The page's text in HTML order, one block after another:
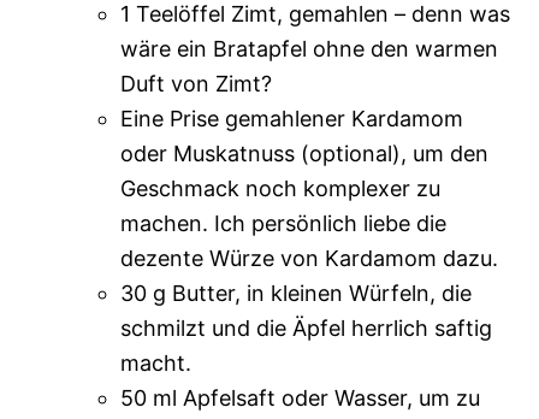
1 Teelöffel Zimt, gemahlen – denn was
wäre ein Bratapfel ohne den warmen
Duft von Zimt?
Eine Prise gemahlener Kardamom
oder Muskatnuss (optional), um den
Geschmack noch komplexer zu
machen. Ich persönlich liebe die
dezente Würze von Kardamom dazu.
30 g Butter, in kleinen Würfeln, die
schmilzt und die Äpfel herrlich saftig
macht.
50 ml Apfelsaft oder Wasser, um zu